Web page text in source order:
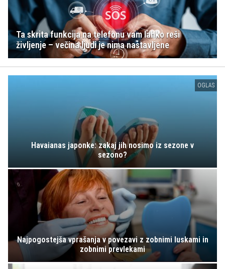
Ta skrita funkcija na telefonu vam lahko reši
življenje – večina ljudi je nima nastavljene
OGLAS
Havaianas japonke: zakaj jih nosimo iz sezone v
sezono?
Najpogostejša vprašanja v povezavi z zobnimi luskami in
zobnimi prevlekami